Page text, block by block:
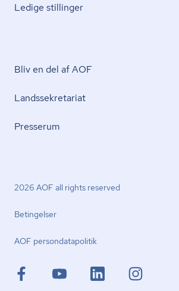
Ledige stillinger
Bliv en del af AOF
Lands­se­kre­ta­ri­at
Presserum
2026 AOF all rights reserved
Betingelser
AOF per­son­da­ta­po­li­tik